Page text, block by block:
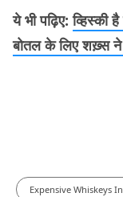
ये भी पढ़िए:व्हिस्की
बोतल के लिए शख़्स
Expensive Whiskeys